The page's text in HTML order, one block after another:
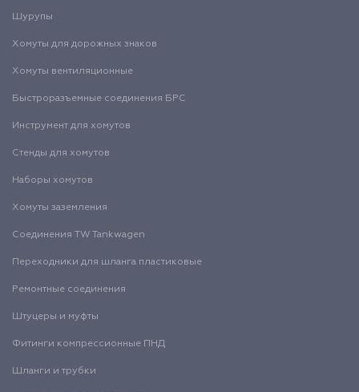
Шурупы
Хомуты для дорожных знаков
Хомуты вентиляционные
Быстроразъемные соединения БРС
Инструмент для хомутов
Стенды для хомутов
Наборы хомутов
Хомуты заземления
Соединения TW Tankwagen
Переходники для шланга пластиковые
Ремонтные соединения
Штуцеры и муфты
Фитинги компрессионные ПНД
Шланги и трубки